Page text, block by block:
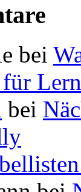
bei
für
bei